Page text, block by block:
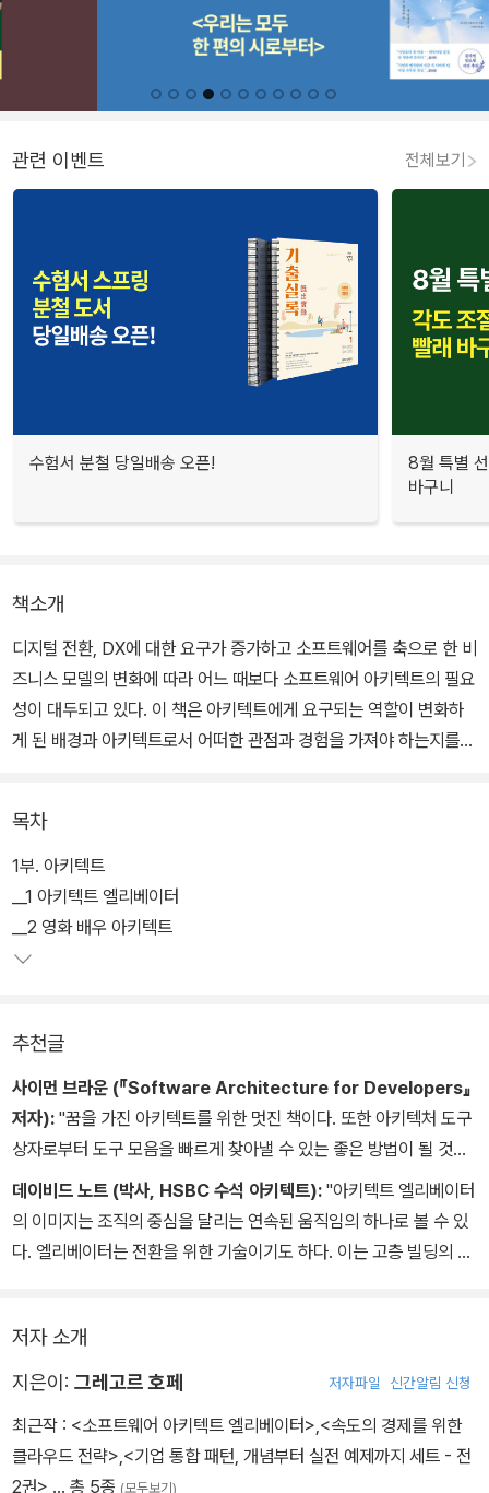
관련 이벤트 전체보기
수험서 분철 당일배송 오픈!
8월 특별
바구니
책소개
디지털 전환, DX에 대한 요구가 증가하고 소프트웨어를 축으로 한 비
즈니스 모델의 변화에 따라 어느 때보다 소프트웨어 아키텍트의 필요
성이 대두되고 있다. 이 책은 아키텍트에게 요구되는 역할이 변화하
게 된 배경과 아키텍트로서 어떠한 관점과 경험을 가져야 하는지를
목차
1부. 아키텍트
__1 아키텍트 엘리베이터
__2 영화 배우 아키텍트
추천글
사이먼 브라운 (『Software Architecture for Developers』
저자): "꿈을 가진 아키텍트를 위한 멋진 책이다. 또한 아키텍처 도구
상자로부터 도구 모음을 빠르게 찾아낼 수 있는 좋은 방법이 될 것이
므로 꿈을 가진 소프트웨어 아키텍트와 CTO 모두에게 이 책을 추천
하고 싶다. 자신이 가진 스킬을 넓히고 싶은지, 아키텍처가 무엇인지
에 대한 감을 잡고 싶은지, 조직의 생산성을 향상시키는 임무를 맡고
데이비드 노트 (박사, HSBC 수석 아키텍트): "아키텍트 엘리베이터
의 이미지는 조직의 중심을 달리는 연속된 움직임의 하나로 볼 수 있
다. 엘리베이터는 전환을 위한 기술이기도 하다. 이는 고층 빌딩의 등
로그인해야 할 것이다. 호기심이 많고 설명이 필요함에 공감하며 연
결하고자 하는 욕구와 스스로 결정을 내리고자 하는 욕구가 있다면
직무 설명은 아직 본 적이 없지만 이 책은 이를 이해하는 데 도움을 줄
것이다."
저자 소개
지은이: 그레고르 호페 저자파일 신간알림 신청
최근작 : <소프트웨어 아키텍트 엘리베이터>,<속도의 경제를 위한
클라우드 전략>,<기업 통합 패턴, 개념부터 실전 예제까지 세트 - 전
2권> … 총 5종 (모두보기)